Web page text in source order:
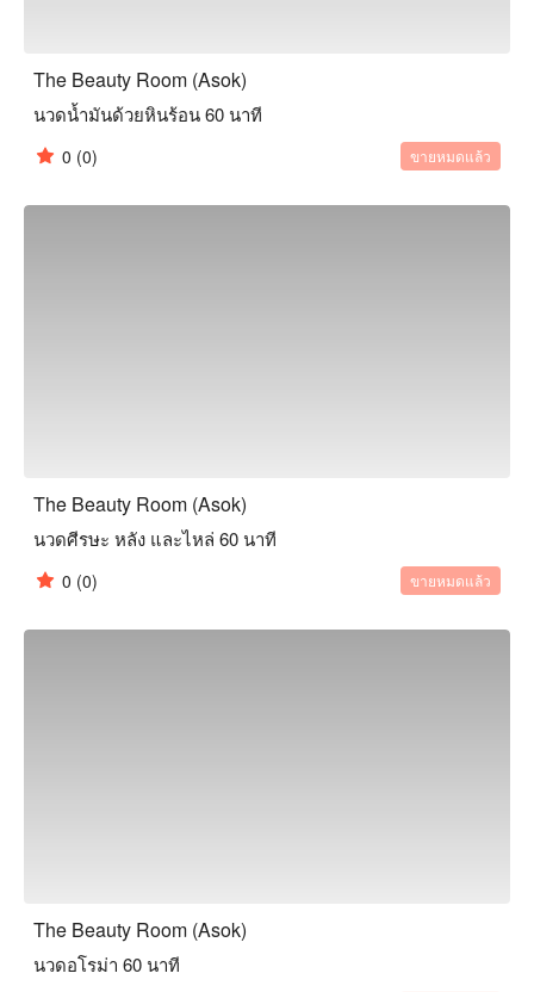
The Beauty Room (Asok)
นวดน้ำมันด้วยหินร้อน 60 นาที
0 (0) ขายหมดแล้ว
The Beauty Room (Asok)
นวดศีรษะ หลัง และไหล่ 60 นาที
0 (0) ขายหมดแล้ว
The Beauty Room (Asok)
นวดอโรม่า 60 นาที